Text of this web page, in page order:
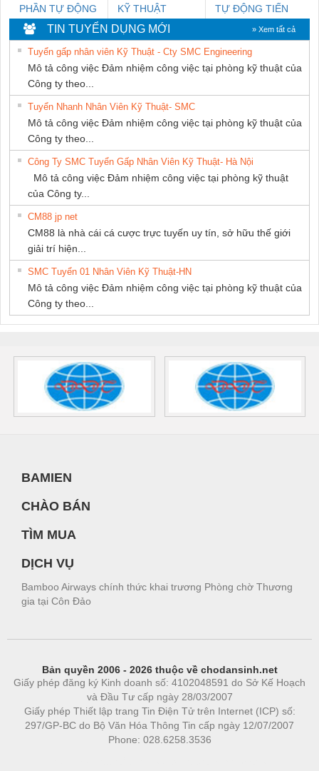
PHẦN TỰ ĐỘNG
TIẾN HƯNG
KỸ THUẬT
KTECH VIỆT
NAM
TỰ ĐỘNG TIẾN
TIN TUYỂN DỤNG MỚI » Xem tất cả
Tuyển gấp nhân viên Kỹ Thuật - Cty SMC Engineering
Mô tả công việc Đảm nhiệm công việc tại phòng kỹ thuật của
Công ty theo...
Tuyển Nhanh Nhân Viên Kỹ Thuật- SMC
Mô tả công việc Đảm nhiệm công việc tại phòng kỹ thuật của
Công ty theo...
Công Ty SMC Tuyển Gấp Nhân Viên Kỹ Thuật- Hà Nội
Mô tả công việc Đảm nhiệm công việc tại phòng kỹ thuật
của Công ty...
CM88 jp net
CM88 là nhà cái cá cược trực tuyến uy tín, sở hữu thế giới
giải trí hiện...
SMC Tuyển 01 Nhân Viên Kỹ Thuật-HN
Mô tả công việc Đảm nhiệm công việc tại phòng kỹ thuật của
Công ty theo...
BAMIEN
CHÀO BÁN
TÌM MUA
DỊCH VỤ
Bamboo Airways chính thức khai trương Phòng chờ Thương
gia tại Côn Đảo
Bản quyền 2006 - 2026 thuộc về chodansinh.net
Giấy phép đăng ký Kinh doanh số: 4102048591 do Sở Kế Hoạch
và Đầu Tư cấp ngày 28/03/2007
Giấy phép Thiết lập trang Tin Điện Tử trên Internet (ICP) số:
297/GP-BC do Bộ Văn Hóa Thông Tin cấp ngày 12/07/2007
Phone: 028.6258.3536